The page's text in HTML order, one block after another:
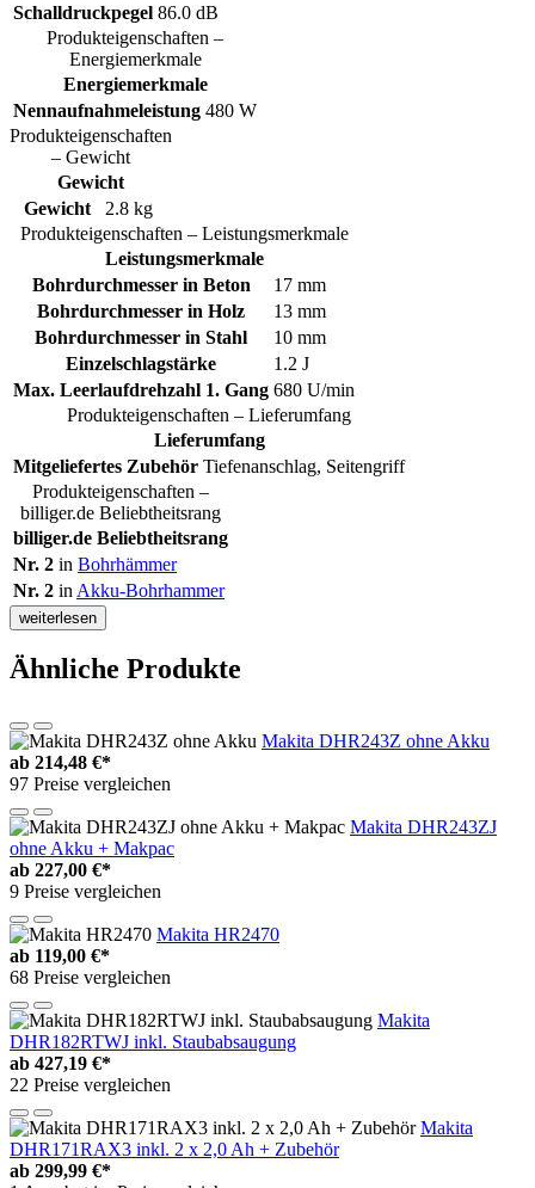
Schalldruckpegel 86.0 dB
Produkteigenschaften –
Energiemerkmale
Energiemerkmale
Nennaufnahmeleistung 480 W
Produkteigenschaften
– Gewicht
Gewicht
Gewicht
2.8 kg
Produkteigenschaften – Leistungsmerkmale
Leistungsmerkmale
Bohrdurchmesser in Beton
17 mm
Bohrdurchmesser in Holz
13 mm
Bohrdurchmesser in Stahl
10 mm
Einzelschlagstärke
1.2 J
Max. Leerlaufdrehzahl 1. Gang 680 U/min
Produkteigenschaften – Lieferumfang
Lieferumfang
Mitgeliefertes Zubehör Tiefenanschlag, Seitengriff
Produkteigenschaften –
billiger.de Beliebtheitsrang
billiger.de Beliebtheitsrang
Nr. 2 in Bohrhämmer
Nr. 2 in Akku-Bohrhammer
weiterlesen
Ähnliche Produkte
Makita DHR243Z ohne Akku
ab 214,48 €*
97 Preise vergleichen
Makita DHR243ZJ
ohne Akku + Makpac
ab 227,00 €*
9 Preise vergleichen
Makita HR2470
ab 119,00 €*
68 Preise vergleichen
Makita
DHR182RTWJ inkl. Staubabsaugung
ab 427,19 €*
22 Preise vergleichen
Makita
DHR171RAX3 inkl. 2 x 2,0 Ah + Zubehör
ab 299,99 €*